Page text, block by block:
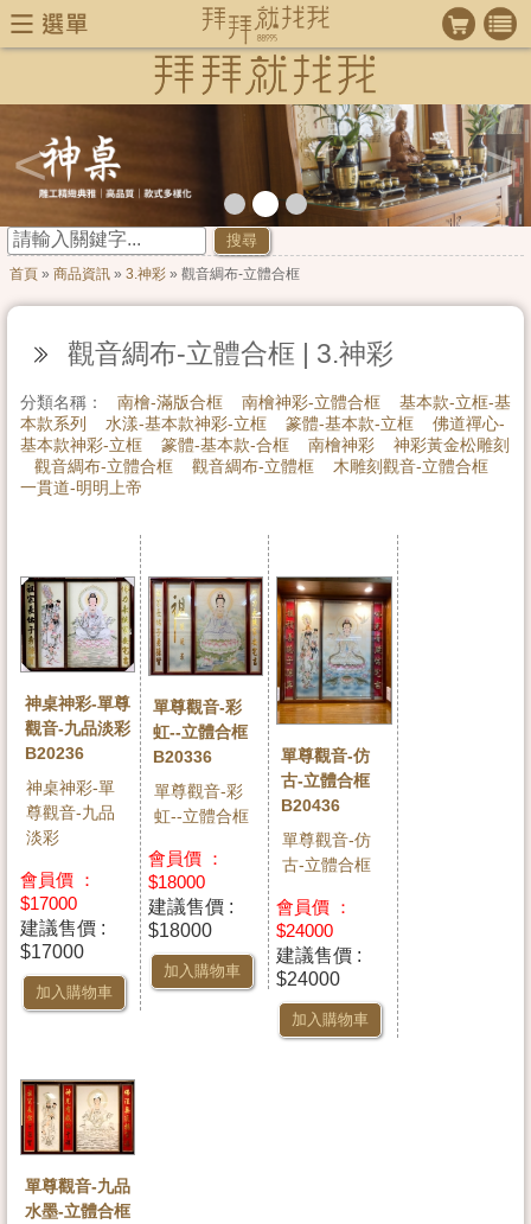
< >
搜尋
首頁» 商品資訊» 3.神彩» 觀音綢布-立體合框
觀音綢布-立體合框 | 3.神彩
分類名稱： 南檜-滿版合框 南檜神彩-立體合框
基本款-立框-基
本款系列
水漾-基本款神彩-立框 篆體-基本款-立框
佛道禪心-
基本款神彩-立框
篆體-基本款-合框 南檜神彩
神彩黃金松雕刻
觀音綢布-立體合框
觀音綢布-立體框
木雕刻觀音-立體合框
一貫道-明明上帝
神桌神彩-單尊
觀音-九品淡彩
B20236
神桌神彩-單
尊觀音-九品
淡彩
會員價 ：
$17000
建議售價 :
$17000
加入購物車
單尊觀音-彩
虹--立體合框
B20336
單尊觀音-彩
虹--立體合框
會員價 ：
$18000
建議售價 :
$18000
加入購物車
單尊觀音-仿
古-立體合框
B20436
單尊觀音-仿
古-立體合框
會員價 ：
$24000
建議售價 :
$24000
加入購物車
單尊觀音-九品
水墨-立體合框